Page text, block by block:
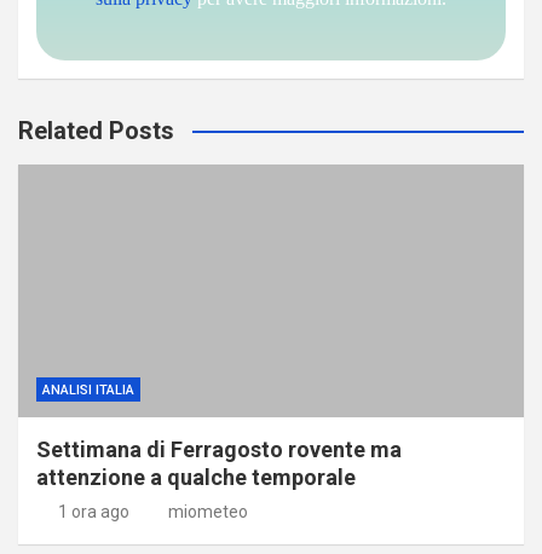
Related Posts
ANALISI ITALIA
Settimana di Ferragosto rovente ma
attenzione a qualche temporale
1 ora ago miometeo